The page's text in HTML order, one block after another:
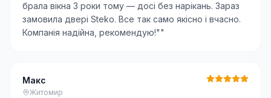
брала вікна 3 роки тому — досі без нарікань. Зараз
замовила двері Steko. Все так само якісно і вчасно.
Компанія надійна, рекомендую!""
Макс
Житомир